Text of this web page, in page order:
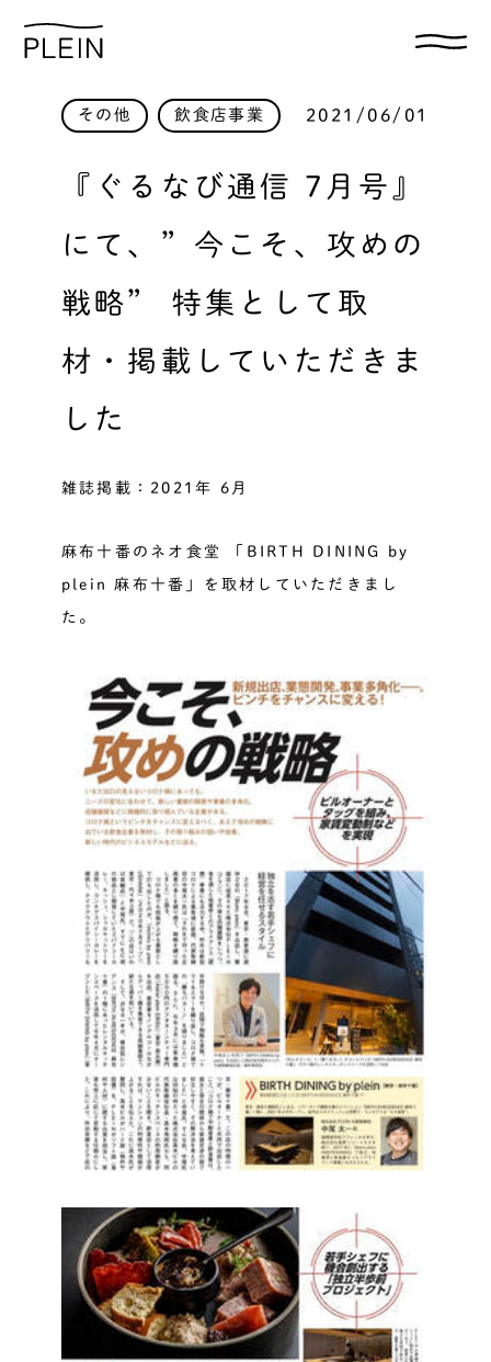
その他 飲食店事業 2021/06/01
『ぐるなび通信 7月号』
にて、”今こそ、攻めの
戦略” 特集として取
材・掲載していただきま
した
雑誌掲載：2021年 6月
麻布十番のネオ食堂 「BIRTH DINING by
plein 麻布十番」を取材していただきまし
た。